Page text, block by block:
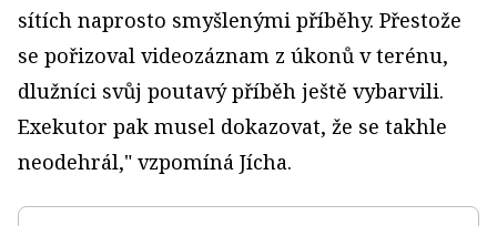
sítích naprosto smyšlenými příběhy. Přestože
se pořizoval videozáznam z úkonů v terénu,
dlužníci svůj poutavý příběh ještě vybarvili.
Exekutor pak musel dokazovat, že se takhle
neodehrál," vzpomíná Jícha.